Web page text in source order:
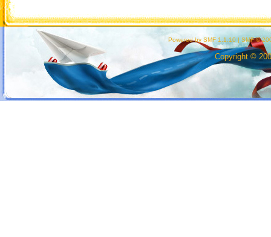
Powered by SMF 1.1.10 | SMF ©
Copyright ©